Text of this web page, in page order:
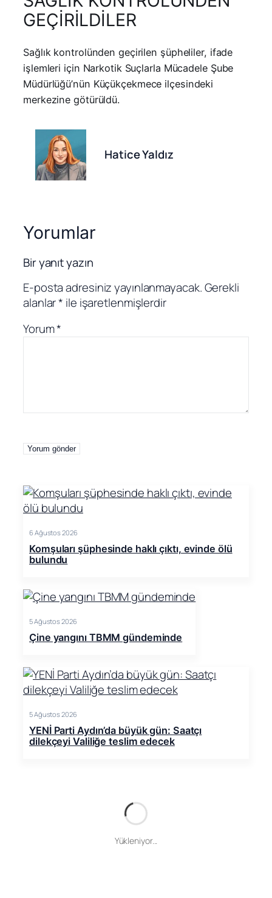
GEÇİRİLDİLER
Sağlık kontrolünden geçirilen şüpheliler, ifade
işlemleri için Narkotik Suçlarla Mücadele Şube
Müdürlüğü’nün Küçükçekmece ilçesindeki
merkezine götürüldü.
Hatice Yaldız
Yorumlar
Bir yanıt yazın
E-posta adresiniz yayınlanmayacak.Gerekli
alanlar* ile işaretlenmişlerdir
Yorum*
6 Ağustos 2026
Komşuları şüphesinde haklı çıktı, evinde ölü
bulundu
5 Ağustos 2026
Çine yangını TBMM gündeminde
5 Ağustos 2026
YENİ Parti Aydın’da büyük gün: Saatçı
dilekçeyi Valiliğe teslim edecek
Yükleniyor...